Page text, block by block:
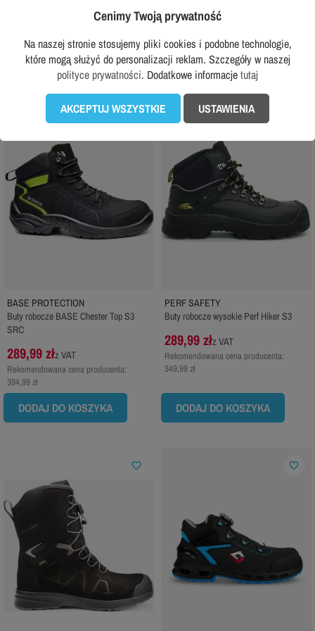
DODAJ DO KOSZYKA
Rekomendowana cena producenta:
DODAJ DO KOSZYKA
BASE PROTECTION
Buty robocze BASE Chester Top S3
SRC
289,99 złz VAT
Rekomendowana cena producenta:
394,99 zł
DODAJ DO KOSZYKA
favorite_border
PERF SAFETY
Buty robocze wysokie Perf Hiker S3
289,99 złz VAT
Rekomendowana cena producenta:
349,99 zł
DODAJ DO KOSZYKA
favorite_border favorite_border
Cenimy Twoją prywatność
Na naszej stronie stosujemy pliki cookies i podobne technologie,
które mogą służyć do personalizacji reklam. Szczegóły w naszej
polityce prywatności. Dodatkowe informacjetutaj
AKCEPTUJ WSZYSTKIE USTAWIENIA